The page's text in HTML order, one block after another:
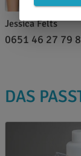
Jessica Felts
0651 46 27 79
DAS